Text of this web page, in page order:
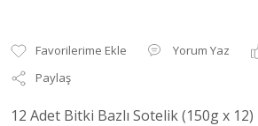
Yorum Yaz
Paylaş
12 Adet Bitki Bazlı Sotelik (150g x 12)